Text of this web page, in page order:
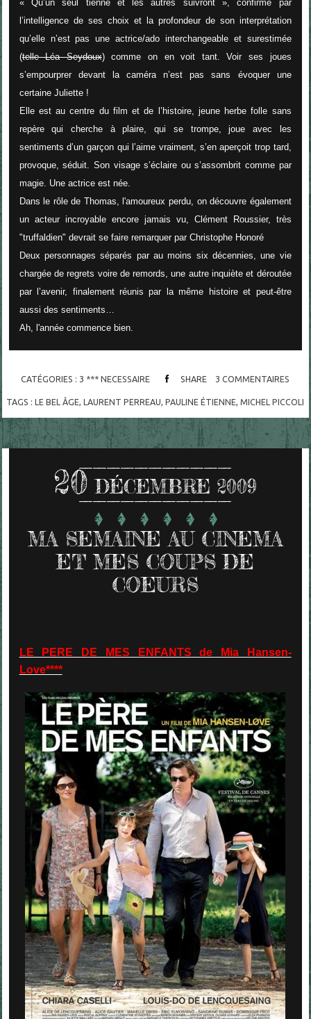
« Qu’un seul tienne et les autres suivront », confirme par
l’intelligence de ses choix et la profondeur de son interprétation
qu’elle n’est pas une actrice/ado interchangeable et surestimée
(telle Léa Seydoux) comme on en voit tant. Voir ses joues
s’empourprer devant la caméra n’est pas sans évoquer une
certaine Juliette !
Elle est au centre du film et de l’histoire, jeune herbe folle sans
repère qui cherche à plaire, qui se trompe, joue avec les
sentiments d’un garçon qui l’aime vraiment, s’en aperçoit trop tard,
provoque, séduit. Son visage s’éclaire ou s’assombrit comme par
magie. Une actrice est née.
Dans le rôle de Thomas, l'amoureux perdu, on découvre également
un acteur incroyable encore jamais vu, Clément Roussier, très
"truffaldien" devrait se faire remarquer par Christophe Honoré
Deux personnages séparés par au moins six décennies, une vie
chargée de regrets voire de remords, une autre inquiète et déroutée
par l’avenir, finalement réunis par la même histoire et peut-être
aussi des sentiments…
Ah, l'année commence bien.
CATÉGORIES : 3 *** NECESSAIRE SHARE 3 COMMENTAIRES
TAGS :LE BEL ÂGE ,LAURENT PERREAU ,PAULINE ÉTIENNE ,MICHEL PICCOLI
20 DÉCEMBRE 2009
MA SEMAINE AU CINEMA
ET MES COUPS DE
COEURS
LE PERE DE MES ENFANTS de Mia Hansen-
Love****